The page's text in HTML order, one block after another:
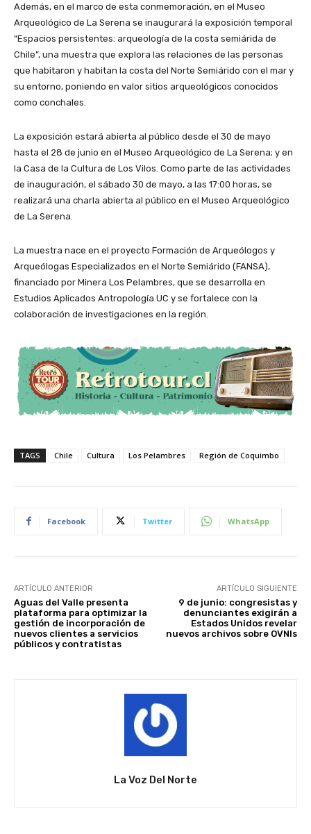
Además, en el marco de esta conmemoración, en el Museo
Arqueológico de La Serena se inaugurará la exposición temporal
“Espacios persistentes: arqueología de la costa semiárida de
Chile”, una muestra que explora las relaciones de las personas
que habitaron y habitan la costa del Norte Semiárido con el mar y
su entorno, poniendo en valor sitios arqueológicos conocidos
como conchales.
La exposición estará abierta al público desde el 30 de mayo
hasta el 28 de junio en el Museo Arqueológico de La Serena; y en
la Casa de la Cultura de Los Vilos. Como parte de las actividades
de inauguración, el sábado 30 de mayo, a las 17:00 horas, se
realizará una charla abierta al público en el Museo Arqueológico
de La Serena.
La muestra nace en el proyecto Formación de Arqueólogos y
Arqueólogas Especializados en el Norte Semiárido (FANSA),
financiado por Minera Los Pelambres, que se desarrolla en
Estudios Aplicados Antropología UC y se fortalece con la
colaboración de investigaciones en la región.
TAGS Chile Cultura Los Pelambres Región de Coquimbo
Facebook Twitter WhatsApp
ARTÍCULO ANTERIOR
Aguas del Valle presenta
plataforma para optimizar la
gestión de incorporación de
nuevos clientes a servicios
públicos y contratistas
ARTÍCULO SIGUIENTE
9 de junio: congresistas y
denunciantes exigirán a
Estados Unidos revelar
nuevos archivos sobre OVNIs
La Voz Del Norte